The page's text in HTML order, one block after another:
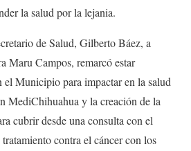
la salud por la lejania.
de Salud, Gilberto Báez, a
Maru Campos, remarcó estar
el Municipio para impactar en la salud
MediChihuahua y la creación de la
cubrir desde una consulta con el
contra el cáncer con los